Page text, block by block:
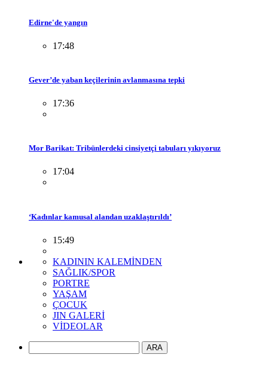
Edirne'de yangın
17:48
Gever’de yaban keçilerinin avlanmasına tepki
17:36
Mor Barikat: Tribünlerdeki cinsiyetçi tabuları yıkıyoruz
17:04
‘Kadınlar kamusal alandan uzaklaştırıldı’
15:49
KADININ KALEMİNDEN
SAĞLIK/SPOR
PORTRE
YAŞAM
ÇOCUK
JIN GALERİ
VİDEOLAR
ARA